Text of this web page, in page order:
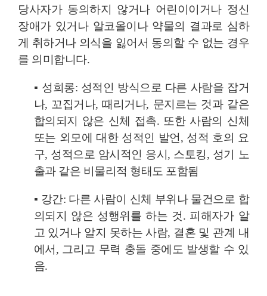
당사자가 동의하지 않거나 어린이이거나 정신
장애가 있거나 알코올이나 약물의 결과로 심하
게 취하거나 의식을 잃어서 동의할 수 없는 경우
를 의미합니다.
▪ 성희롱: 성적인 방식으로 다른 사람을 잡거
나, 꼬집거나, 때리거나, 문지르는 것과 같은
합의되지 않은 신체 접촉. 또한 사람의 신체
또는 외모에 대한 성적인 발언, 성적 호의 요
구, 성적으로 암시적인 응시, 스토킹, 성기 노
출과 같은 비물리적 형태도 포함됨
▪ 강간: 다른 사람이 신체 부위나 물건으로 합
의되지 않은 성행위를 하는 것. 피해자가 알
고 있거나 알지 못하는 사람, 결혼 및 관계 내
에서, 그리고 무력 충돌 중에도 발생할 수 있
음.